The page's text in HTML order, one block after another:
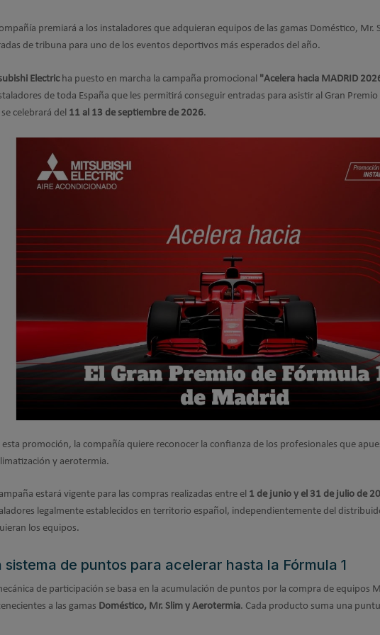
premiará a los instaladores que adquieran equipos de las gamas Doméstico, Mr.
de tribuna para uno de los eventos deportivos más esperados del año.
Electricha puesto en marcha la campaña promocional "Acelera hacia MADRID
de toda España que les permitirá conseguir entradas para asistir al Gran
celebrará del 11 al 13 de septiembre de 2026.
esta promoción, la compañía quiere reconocer la confianza de los profesionales que
y aerotermia.
estará vigente para las compras realizadas entre el 1 de junio y el 31 de julio de
legalmente establecidos en territorio español, independientemente del
los equipos.
sistema de puntos para acelerar hasta la Fórmula 1
de participación se basa en la acumulación de puntos por la compra de equipos
a las gamas Doméstico, Mr. Slim y Aerotermia. Cada producto suma una